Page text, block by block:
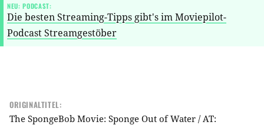
NEU: PODCAST:
Die besten Streaming-Tipps gibt's im Moviepilot-
Podcast Streamgestöber
ORIGINALTITEL:
The SpongeBob Movie: Sponge Out of Water / AT: